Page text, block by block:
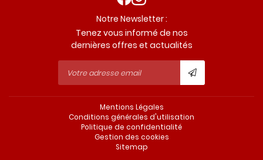
Notre Newsletter :
Tenez vous informé de nos
dernières offres et actualités
Mentions Légales
Conditions générales d'utilisation
Politique de confidentialité
Gestion des cookies
Sitemap